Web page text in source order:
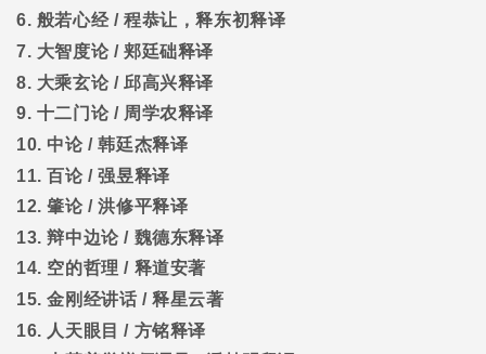
6. 般若心经/程恭让，释东初释译
7. 大智度论/郏廷础释译
8. 大乘玄论/邱高兴释译
9. 十二门论/ 周学农释译
10. 中论/韩廷杰释译
11.百论/强昱释译
12.肇论/洪修平释译
13.辩中边论/ 魏德东释译
14. 空的哲理 / 释道安著
15.金刚经讲话 /释星云著
16. 人天眼目 / 方铭释译